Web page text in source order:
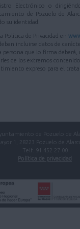
Electrónico o
de Pozuelo de
su identidad.
Política de Privacidad en
incluirse datos de
persona que lo firma deberá,
de los extremos
expreso para el
de Pozuelo de
1, 28223 Pozuelo de
Telf. 91 452 27 00
Política de privacidad